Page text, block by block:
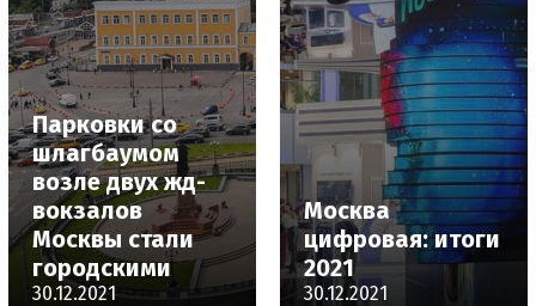
Парковки со
шлагбаумом
возле двух жд-
вокзалов
Москвы стали
городскими
30.12.2021
Москва
цифровая: итоги
2021
30.12.2021